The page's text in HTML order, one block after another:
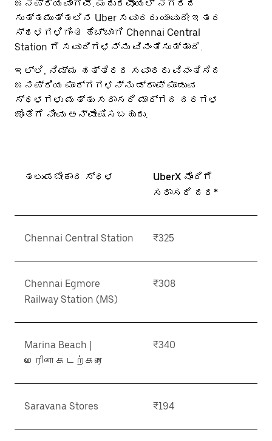
ಜನಪ್ರಿಯವಾಗಿವೆ. ಮದುರವೊಯಲ್ ನಗರದ
ಸುತ್ತಮುತ್ತಲಿನ Uber ಸವಾರರು ಯಾವುದೇ ಇತರ
ಸ್ಥಳಗಳಿಗಿಂತ ಹೆಚ್ಚಾಗಿ Chennai Central
Station ಗೆ ಸವಾರಿಗಳನ್ನು ವಿನಂತಿಸುತ್ತಾರೆ.
ಇಲ್ಲಿ, ನಿಮ್ಮ ಹತ್ತಿರದ ಸವಾರರು ವಿನಂತಿಸಿದ
ಜನಪ್ರಿಯ ಮಾರ್ಗಗಳನ್ನು ಡ್ರಾಪ್ ಮಾಡುವ
ಸ್ಥಳಗಳು ಮತ್ತು ಸರಾಸರಿ ಮಾರ್ಗದ ದರಗಳ
ಜೊತೆಗೆ ನೀವು ಅನ್ವೇಷಿಸಬಹುದು.
ತಲುಪಬೇಕಾದ ಸ್ಥಳ
UberX ನೊಂದಿಗೆ
ಸರಾಸರಿ ದರ*
Chennai Central Station ₹325
Chennai Egmore
Railway Station (MS)
₹308
Marina Beach |
மெரினா கடற்கரை
₹340
Saravana Stores ₹194